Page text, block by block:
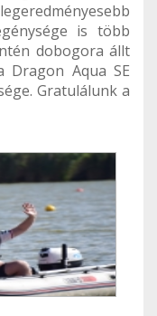
is több
dobogora állt
Dragon Aqua SE
Gratulálunk a